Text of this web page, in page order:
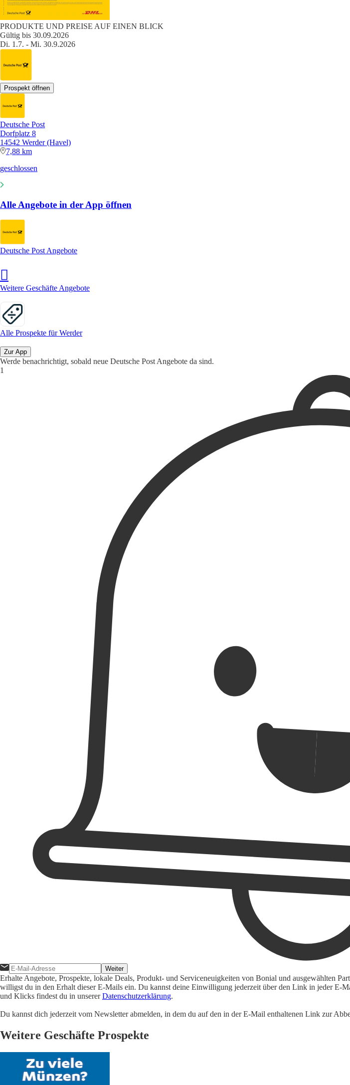
PRODUKTE UND PREISE AUF EINEN BLICK
Gültig bis 30.09.2026
Di. 1.7. - Mi. 30.9.2026
Prospekt öffnen
Deutsche Post
Dorfplatz 8
14542 Werder (Havel)
7,88 km
geschlossen
Alle Angebote in der App öffnen
Deutsche Post Angebote
Weitere Geschäfte Angebote
Alle Prospekte für Werder
Zur App
Werde benachrichtigt, sobald neue Deutsche Post Angebote da sind.
Weiter
Erhalte Angebote, Prospekte, lokale Deals, Produkt- und Serviceneuigkeiten von Bonial und ausgewählten
willigst du in den Erhalt dieser E-Mails ein. Du kannst deine Einwilligung jederzeit über den Link in jeder
und Klicks findest du in unsererDatenschutzerklärung.
Du kannst dich jederzeit vom Newsletter abmelden, in dem du auf den in der E-Mail enthaltenen Link zur
Weitere Geschäfte Prospekte